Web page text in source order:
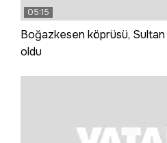
05:15
Boğazkesen köprüsü,
oldu